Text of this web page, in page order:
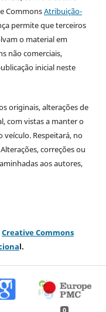
CommonsAtribuição-
permite que terceiros
o material em
não comerciais,
inicial neste
originais, alterações de
com vistas a manter o
veículo. Respeitará, no
correções ou
aos autores,
Creative Commons
l.